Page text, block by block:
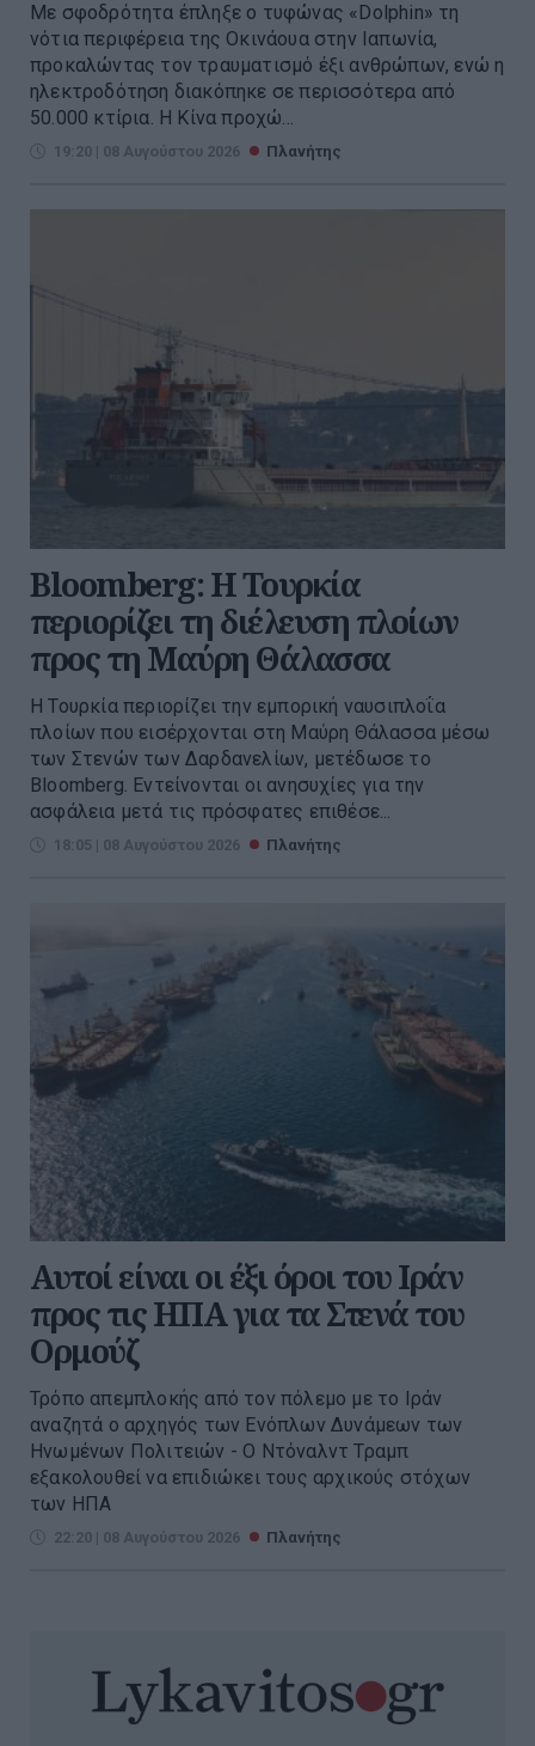
Με σφοδρότητα έπληξε ο τυφώνας «Dolphin» τη
νότια περιφέρεια της Οκινάουα στην Ιαπωνία,
προκαλώντας τον τραυματισμό έξι ανθρώπων, ενώ η
ηλεκτροδότηση διακόπηκε σε περισσότερα από
50.000 κτίρια. Η Κίνα προχώ...
19:20 | 08 Αυγούστου 2026 Πλανήτης
Bloomberg: Η Τουρκία
περιορίζει τη διέλευση πλοίων
προς τη Μαύρη Θάλασσα
Η Τουρκία περιορίζει την εμπορική ναυσιπλοΐα
πλοίων που εισέρχονται στη Μαύρη Θάλασσα μέσω
των Στενών των Δαρδανελίων, μετέδωσε το
Bloomberg. Eντείνονται οι ανησυχίες για την
ασφάλεια μετά τις πρόσφατες επιθέσε...
18:05 | 08 Αυγούστου 2026 Πλανήτης
Αυτοί είναι οι έξι όροι του Ιράν
προς τις ΗΠΑ για τα Στενά του
Ορμούζ
Τρόπο απεμπλοκής από τον πόλεμο με το Ιράν
αναζητά ο αρχηγός των Ενόπλων Δυνάμεων των
Ηνωμένων Πολιτειών - Ο Ντόναλντ Τραμπ
εξακολουθεί να επιδιώκει τους αρχικούς στόχων
των ΗΠΑ
22:20 | 08 Αυγούστου 2026 Πλανήτης